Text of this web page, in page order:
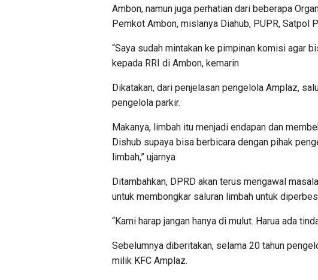
Ambon, namun juga perhatian dari beberapa
Pemkot Ambon, mislanya Diahub, PUPR, Satpol
“Saya sudah mintakan ke pimpinan komisi agar
kepada RRI di Ambon, kemarin
Dikatakan, dari penjelasan pengelola Amplaz,
pengelola parkir.
Makanya, limbah itu menjadi endapan dan
Dishub supaya bisa berbicara dengan pihak
limbah,” ujarnya
Ditambahkan, DPRD akan terus mengawal
untuk membongkar saluran limbah untuk
“Kami harap jangan hanya di mulut. Harua ada
Sebelumnya diberitakan, selama 20 tahun
milik KFC Amplaz.